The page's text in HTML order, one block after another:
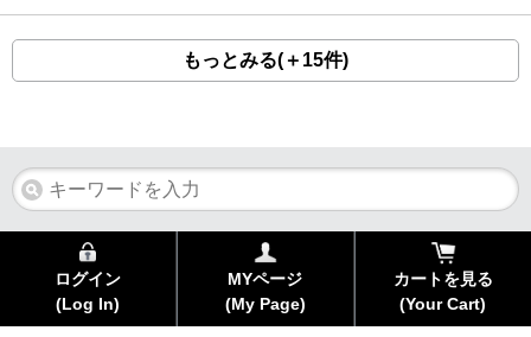
もっとみる(＋15件)
ログイン
(Log In)
MYページ
(My Page)
カートを見る
(Your Cart)